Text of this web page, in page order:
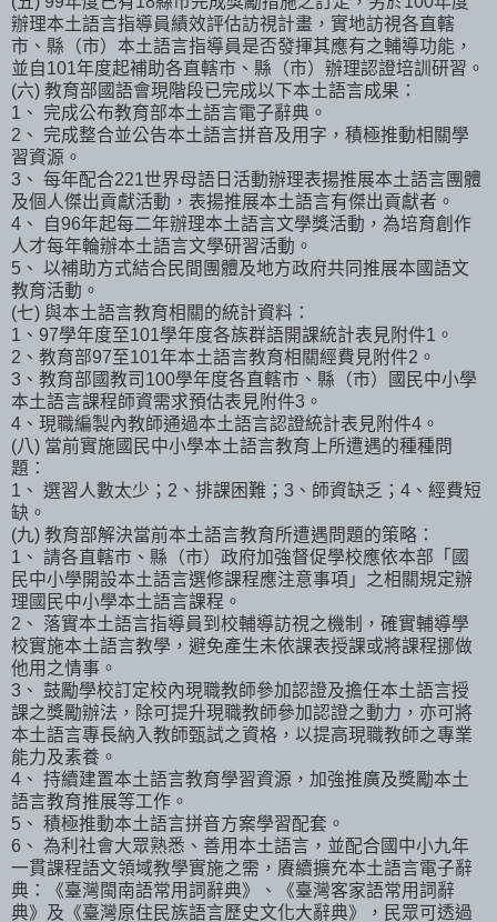
辦理本土語言指導員績效評估訪視計畫，實地訪視各直轄
市、縣（市）本土語言指導員是否發揮其應有之輔導功能，
並自101年度起補助各直轄市、縣（市）辦理認證培訓研習。
(六) 教育部國語會現階段已完成以下本土語言成果：
1、 完成公布教育部本土語言電子辭典。
2、 完成整合並公告本土語言拼音及用字，積極推動相關學
習資源。
3、 每年配合221世界母語日活動辦理表揚推展本土語言團體
及個人傑出貢獻活動，表揚推展本土語言有傑出貢獻者。
4、 自96年起每二年辦理本土語言文學獎活動，為培育創作
人才每年輪辦本土語言文學研習活動。
5、 以補助方式結合民間團體及地方政府共同推展本國語文
教育活動。
(七) 與本土語言教育相關的統計資料：
1、97學年度至101學年度各族群語開課統計表見附件1。
2、教育部97至101年本土語言教育相關經費見附件2。
3、教育部國教司100學年度各直轄市、縣（市）國民中小學
本土語言課程師資需求預估表見附件3。
4、現職編製內教師通過本土語言認證統計表見附件4。
(八) 當前實施國民中小學本土語言教育上所遭遇的種種問
題：
1、 選習人數太少；2、排課困難；3、師資缺乏；4、經費短
缺。
(九) 教育部解決當前本土語言教育所遭遇問題的策略：
1、 請各直轄市、縣（市）政府加強督促學校應依本部「國
民中小學開設本土語言選修課程應注意事項」之相關規定辦
理國民中小學本土語言課程。
2、 落實本土語言指導員到校輔導訪視之機制，確實輔導學
校實施本土語言教學，避免產生未依課表授課或將課程挪做
他用之情事。
3、 鼓勵學校訂定校內現職教師參加認證及擔任本土語言授
課之獎勵辦法，除可提升現職教師參加認證之動力，亦可將
本土語言專長納入教師甄試之資格，以提高現職教師之專業
能力及素養。
4、 持續建置本土語言教育學習資源，加強推廣及獎勵本土
語言教育推展等工作。
5、 積極推動本土語言拼音方案學習配套。
6、 為利社會大眾熟悉、善用本土語言，並配合國中小九年
一貫課程語文領域教學實施之需，賡續擴充本土語言電子辭
典：《臺灣閩南語常用詞辭典》、《臺灣客家語常用詞辭
典》及《臺灣原住民族語言歷史文化大辭典》，民眾可透過